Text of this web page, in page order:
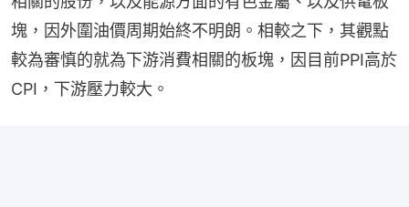
塊，因外圍油價周期始終不明朗。相較之下，其觀點
較為審慎的就為下游消費相關的板塊，因目前PPI高於
CPI，下游壓力較大。